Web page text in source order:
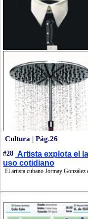
Cultura | Pág.26
#28 Artista explota el
uso cotidiano
El artista cubano Jormay González